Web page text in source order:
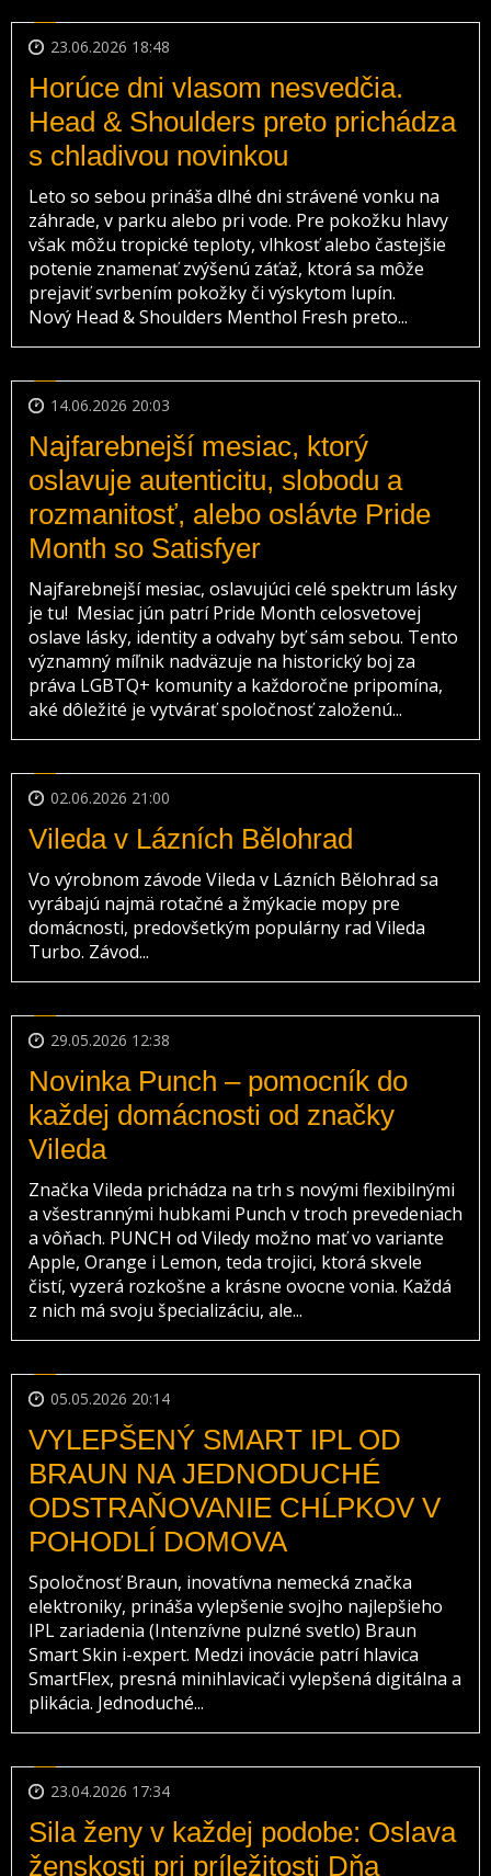
23.06.2026 18:48
Horúce dni vlasom nesvedčia.
Head & Shoulders preto prichádza
s chladivou novinkou
Leto so sebou prináša dlhé dni strávené vonku na
záhrade, v parku alebo pri vode. Pre pokožku hlavy
však môžu tropické teploty, vlhkosť alebo častejšie
potenie znamenať zvýšenú záťaž, ktorá sa môže
prejaviť svrbením pokožky či výskytom lupín.
Nový Head & Shoulders Menthol Fresh preto...
14.06.2026 20:03
Najfarebnejší mesiac, ktorý
oslavuje autenticitu, slobodu a
rozmanitosť, alebo oslávte Pride
Month so Satisfyer
Najfarebnejší mesiac, oslavujúci celé spektrum lásky
je tu! Mesiac jún patrí Pride Month celosvetovej
oslave lásky, identity a odvahy byť sám sebou. Tento
významný míľnik nadväzuje na historický boj za
práva LGBTQ+ komunity a každoročne pripomína,
aké dôležité je vytvárať spoločnosť založenú...
02.06.2026 21:00
Vileda v Lázních Bělohrad
Vo výrobnom závode Vileda v Lázních Bělohrad sa
vyrábajú najmä rotačné a žmýkacie mopy pre
domácnosti, predovšetkým populárny rad Vileda
Turbo. Závod...
29.05.2026 12:38
Novinka Punch – pomocník do
každej domácnosti od značky
Vileda
Značka Vileda prichádza na trh s novými flexibilnými
a všestrannými hubkami Punch v troch prevedeniach
a vôňach. PUNCH od Viledy možno mať vo variante
Apple, Orange i Lemon, teda trojici, ktorá skvele
čistí, vyzerá rozkošne a krásne ovocne vonia. Každá
z nich má svoju špecializáciu, ale...
05.05.2026 20:14
VYLEPŠENÝ SMART IPL OD
BRAUN NA JEDNODUCHÉ
ODSTRAŇOVANIE CHĹPKOV V
POHODLÍ DOMOVA
Spoločnosť Braun, inovatívna nemecká značka
elektroniky, prináša vylepšenie svojho najlepšieho
IPL zariadenia (Intenzívne pulzné svetlo) Braun
Smart Skin i-expert. Medzi inovácie patrí hlavica
SmartFlex, presná minihlavicači vylepšená digitálna a
plikácia. Jednoduché...
23.04.2026 17:34
Sila ženy v každej podobe: Oslava
ženskosti pri príležitosti Dňa